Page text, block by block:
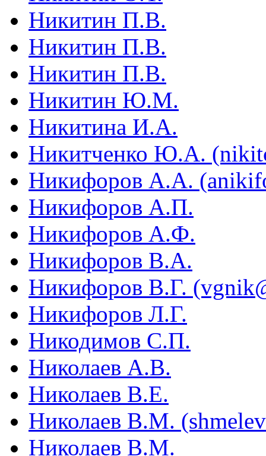
Никитин П.В.
Никитин П.В.
Никитин П.В.
Никитин Ю.М.
Никитина И.А.
Никитченко Ю.А.
Никифоров А.А.
Никифоров А.П.
Никифоров А.Ф.
Никифоров В.А.
Никифоров В.Г.
Никифоров Л.Г.
Никодимов С.П.
Николаев А.В.
Николаев В.Е.
Николаев В.М.
Николаев В.М.